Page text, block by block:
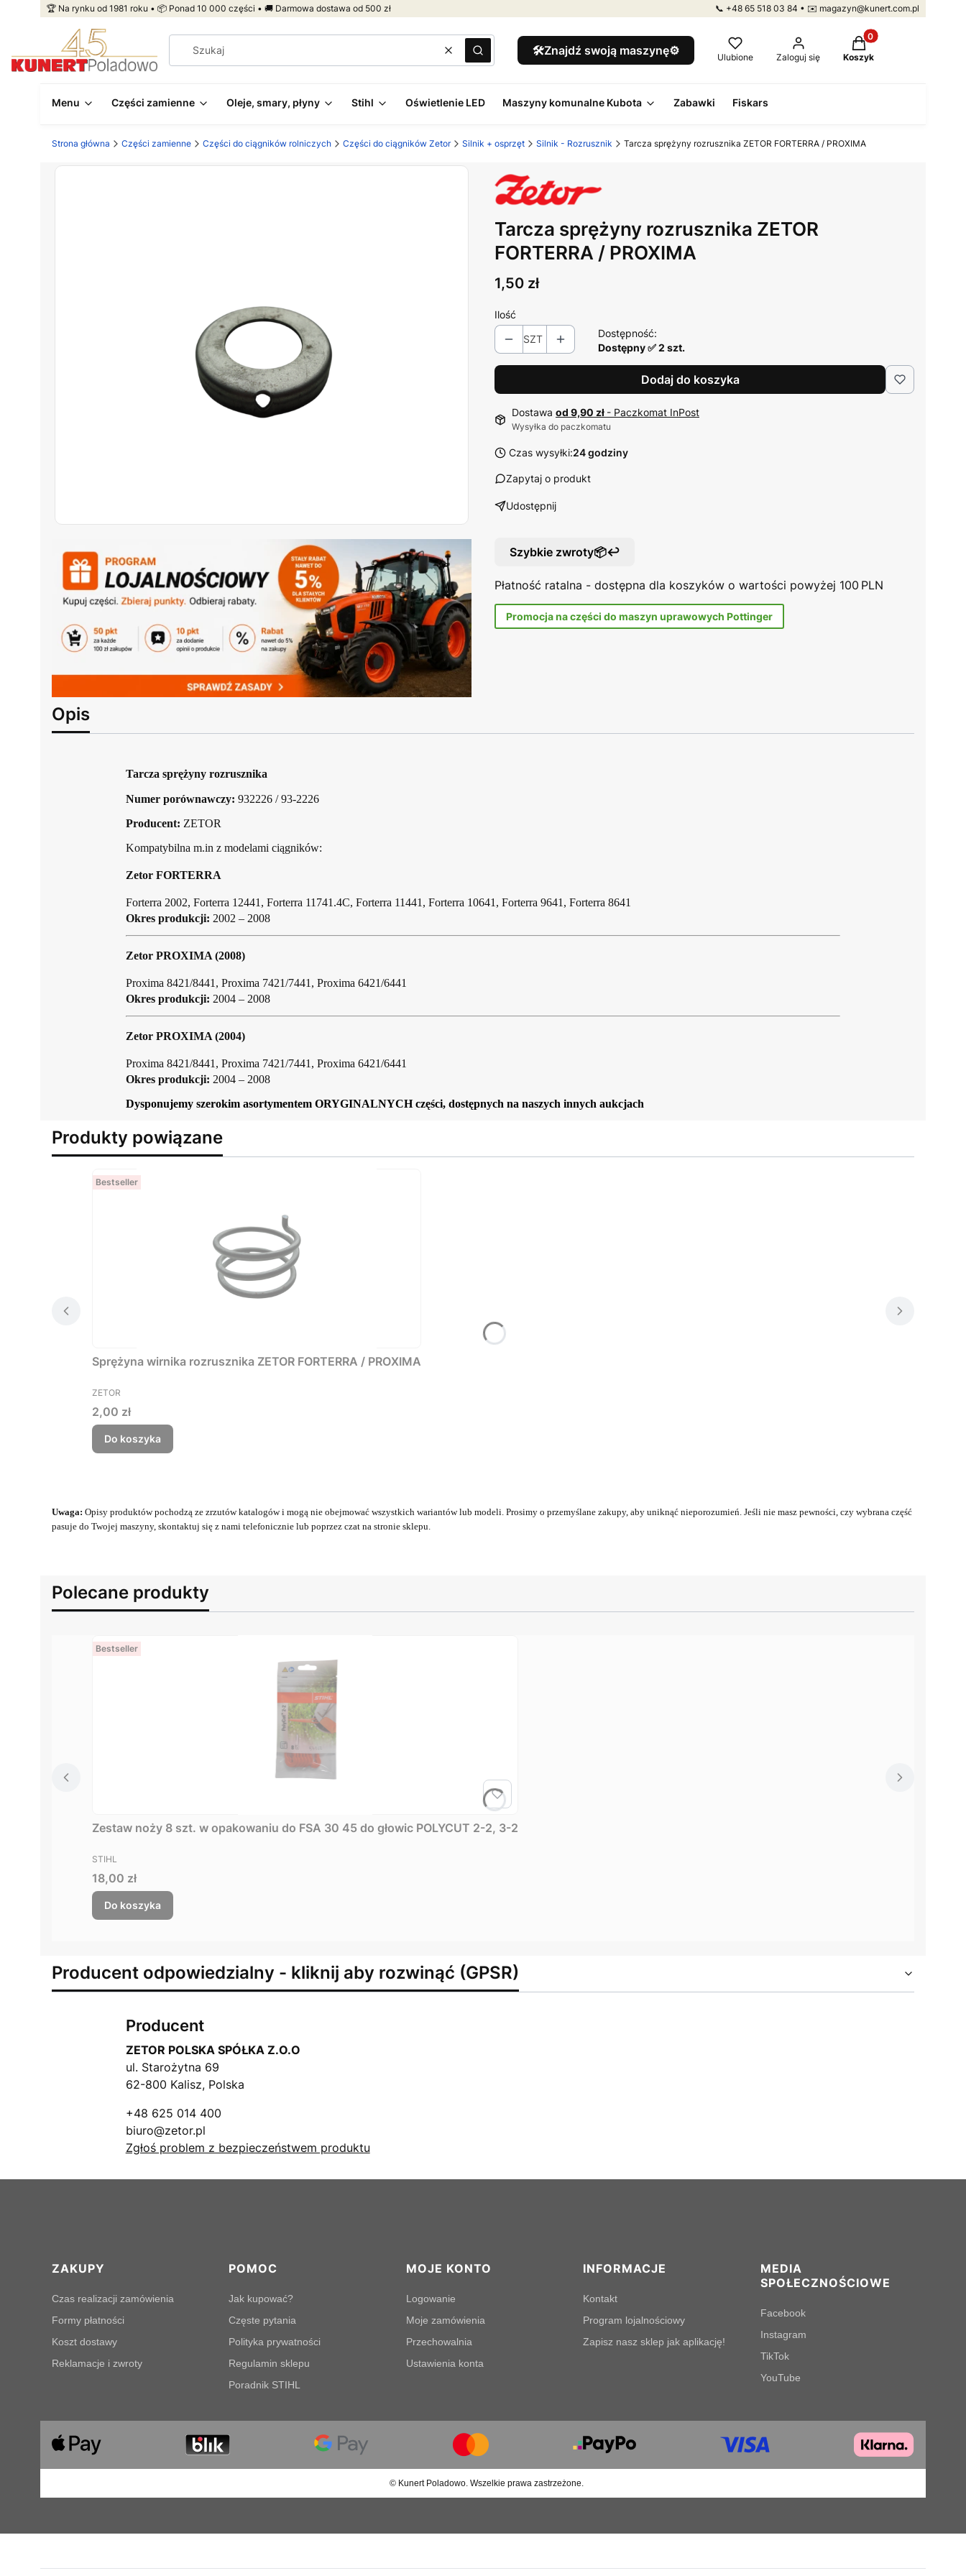
🏆 Na rynku od 1981 roku • 📦 Ponad 10 000 części • 🚚 Darmowa dostawa od 500 zł 📞 +48 65 518 03 84 • ✉️ magazyn@kunert.com.pl
WyczyśćSzukaj 🛠️Znajdź swoją maszynę⚙️ Ulubione Zaloguj się
Produkty w koszyku:
Koszyk
Menu Części zamienne Oleje, smary, płyny Stihl Oświetlenie LED Maszyny komunalne Kubota Zabawki Fiskars
Strona główna Części zamienne Części do ciągników rolniczych Części do ciągników Zetor Silnik + osprzęt Silnik - Rozrusznik Tarcza sprężyny rozrusznika ZETOR FORTERRA / PROXIMA
Tarcza sprężyny rozrusznika ZETOR
FORTERRA / PROXIMA
Cena
1,50 zł
Ilość
SZT
Dostępność:
Dostępny ✅ 2 szt.
Dodaj do koszyka
Dostawa od 9,90 zł - Paczkomat InPost
Wysyłka do paczkomatu
Czas wysyłki:24 godziny
Zapytaj o produkt
Udostępnij
Szybkie zwroty📦↩️
Płatność ratalna - dostępna dla koszyków o wartości powyżej 100 PLN
Promocja na części do maszyn uprawowych Pottinger
Opis
Tarcza sprężyny rozrusznika
Numer porównawczy: 932226 / 93-2226
Producent: ZETOR
Kompatybilna m.in z modelami ciągników:
Zetor FORTERRA
Forterra 2002, Forterra 12441, Forterra 11741.4C, Forterra 11441, Forterra 10641, Forterra 9641, Forterra 8641
Okres produkcji: 2002 – 2008
Zetor PROXIMA (2008)
Proxima 8421/8441, Proxima 7421/7441, Proxima 6421/6441
Okres produkcji: 2004 – 2008
Zetor PROXIMA (2004)
Proxima 8421/8441, Proxima 7421/7441, Proxima 6421/6441
Okres produkcji: 2004 – 2008
Dysponujemy szerokim asortymentem ORYGINALNYCH części, dostępnych na naszych innych aukcjach
Produkty powiązane
Bestseller
Sprężyna wirnika rozrusznika ZETOR FORTERRA / PROXIMA
PRODUCENT
ZETOR
Cena
2,00 zł
Do koszyka
Uwaga: Opisy produktów pochodzą ze zrzutów katalogów i mogą nie obejmować wszystkich wariantów lub modeli. Prosimy o przemyślane zakupy, aby uniknąć nieporozumień. Jeśli nie masz pewności, czy wybrana część
pasuje do Twojej maszyny, skontaktuj się z nami telefonicznie lub poprzez czat na stronie sklepu.
Polecane produkty
Bestseller
Zestaw noży 8 szt. w opakowaniu do FSA 30 45 do głowic POLYCUT 2-2, 3-2
PRODUCENT
STIHL
Cena
18,00 zł
Do koszyka
Producent odpowiedzialny - kliknij aby rozwinąć (GPSR)
Producent
ZETOR POLSKA SPÓŁKA Z.O.O
ul. Starożytna 69
62-800 Kalisz, Polska
+48 625 014 400
biuro@zetor.pl
Zgłoś problem z bezpieczeństwem produktu
Linki w stopce
ZAKUPY
Czas realizacji zamówienia
Formy płatności
Koszt dostawy
Reklamacje i zwroty
POMOC
Jak kupować?
Częste pytania
Polityka prywatności
Regulamin sklepu
Poradnik STIHL
MOJE KONTO
Logowanie
Moje zamówienia
Przechowalnia
Ustawienia konta
INFORMACJE
Kontakt
Program lojalnościowy
Zapisz nasz sklep jak aplikację!
MEDIA
SPOŁECZNOŚCIOWE
Facebook
Instagram
TikTok
YouTube
© Kunert Poladowo. Wszelkie prawa zastrzeżone.